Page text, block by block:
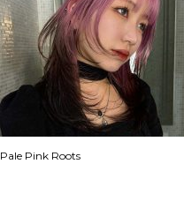
Pale Pink Roots